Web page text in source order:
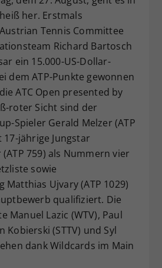
her. Erstmals
Tennis Committee
Richard Bartosch
ein 15.000-US-Dollar-
dem ATP-Punkte gewonnen
ATC Open presented by
roter Sicht sind der
Spieler Gerald Melzer (ATP
jährige Jungstar
759) als Nummern vier
sowie
Matthias Ujvary (ATP 1029)
qualifiziert. Die
Manuel Lazic (WTV), Paul
Kobierski (STTV) und Syl
dank Wildcards im Main
Wert speichert Ihre Consent-
Unter anderem eine
generierte ID, für die
Speicherung Ihrer
Einstellungen, falls der
Betreiber dies eingestellt